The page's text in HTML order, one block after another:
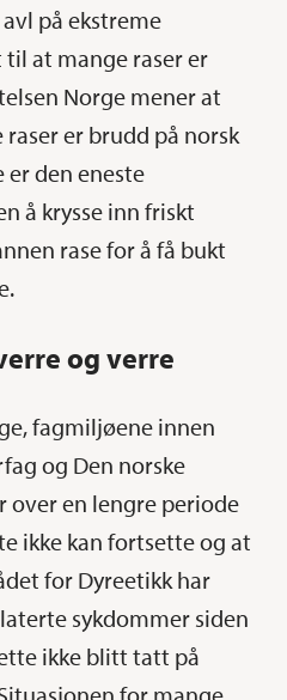
på ekstreme
at mange raser er
Norge mener at
er brudd på norsk
er den eneste
å krysse inn friskt
rase for å få bukt
og verre
fagmiljøene innen
og Den norske
en lengre periode
ikke kan fortsette og at
for Dyreetikk har
sykdommer siden
ikke blitt tatt på